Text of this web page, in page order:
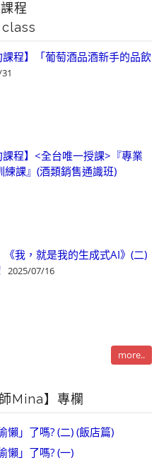
程
課程】「葡萄酒品酒新手的品飲
課程】<全台唯一授課>『專業
練課』(酒類銷售通識班)
《我，就是我的生成式AI》(二)
2025/07/16
more..
Mina】專欄
懶」了嗎? (二) (飯店篇)
懶」了嗎? (一)